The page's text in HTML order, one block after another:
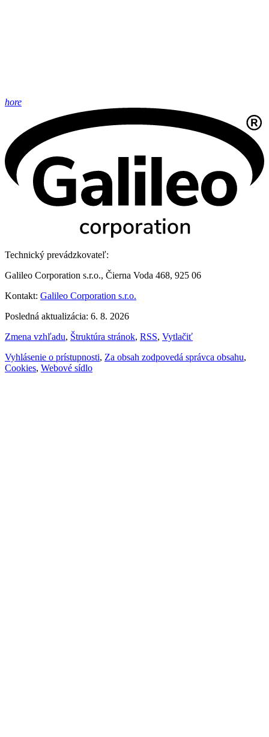
hore
Technický prevádzkovateľ:
Galileo Corporation s.r.o., Čierna Voda 468, 925 06
Kontakt: Galileo Corporation s.r.o.
Posledná aktualizácia: 6. 8. 2026
Zmena vzhľadu, Štruktúra stránok, RSS, Vytlačiť
Vyhlásenie o prístupnosti, Za obsah zodpovedá správca obsahu,
Cookies, Webové sídlo